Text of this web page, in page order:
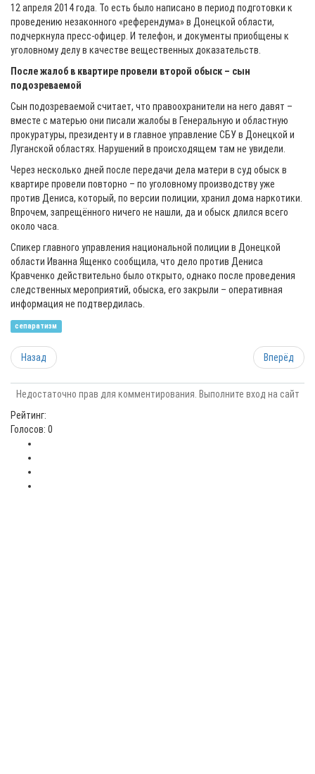
12 апреля 2014 года. То есть было написано в период подготовки к
проведению незаконного «референдума» в Донецкой области,
подчеркнула пресс-офицер. И телефон, и документы приобщены к
уголовному делу в качестве вещественных доказательств.
После жалоб в квартире провели второй обыск – сын
подозреваемой
Сын подозреваемой считает, что правоохранители на него давят –
вместе с матерью они писали жалобы в Генеральную и областную
прокуратуры, президенту и в главное управление СБУ в Донецкой и
Луганской областях. Нарушений в происходящем там не увидели.
Через несколько дней после передачи дела матери в суд обыск в
квартире провели повторно – по уголовному производству уже
против Дениса, который, по версии полиции, хранил дома наркотики.
Впрочем, запрещённого ничего не нашли, да и обыск длился всего
около часа.
Спикер главного управления национальной полиции в Донецкой
области Иванна Ященко сообщила, что дело против Дениса
Кравченко действительно было открыто, однако после проведения
следственных мероприятий, обыска, его закрыли – оперативная
информация не подтвердилась.
сепаратизм
Назад Вперёд
Недостаточно прав для комментирования. Выполните вход на сайт
Рейтинг:
Голосов: 0